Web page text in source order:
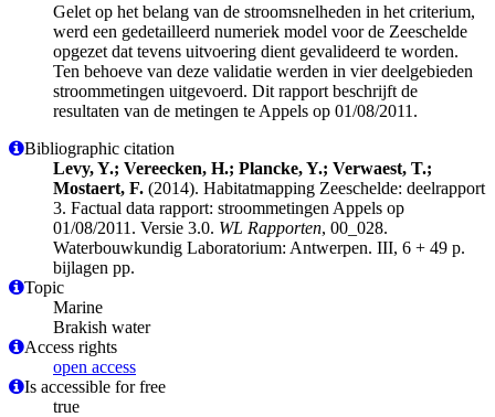
Gelet op het belang van de stroomsnelheden in het criterium,
werd een gedetailleerd numeriek model voor de Zeeschelde
opgezet dat tevens uitvoering dient gevalideerd te worden.
Ten behoeve van deze validatie werden in vier deelgebieden
stroommetingen uitgevoerd. Dit rapport beschrijft de
resultaten van de metingen te Appels op 01/08/2011.
Bibliographic citation
Levy, Y.; Vereecken, H.; Plancke, Y.; Verwaest, T.;
Mostaert, F. (2014). Habitatmapping Zeeschelde: deelrapport
3. Factual data rapport: stroommetingen Appels op
01/08/2011. Versie 3.0. WL Rapporten, 00_028.
Waterbouwkundig Laboratorium: Antwerpen. III, 6 + 49 p.
bijlagen pp.
Topic
Marine
Brakish water
Access rights
open access
Is accessible for free
true